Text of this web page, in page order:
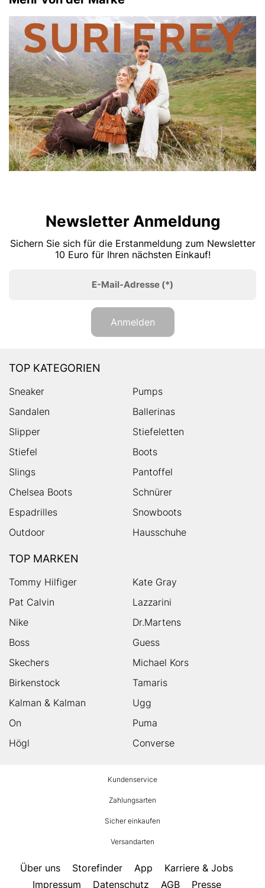
Newsletter Anmeldung
Sichern Sie sich für die Erstanmeldung zum Newsletter
10 Euro für Ihren nächsten Einkauf!
E-Mail-Adresse (*)
Anmelden
TOP KATEGORIEN
Sneaker
Pumps
Sandalen
Ballerinas
Slipper
Stiefeletten
Stiefel
Boots
Slings
Pantoffel
Chelsea Boots
Schnürer
Espadrilles
Snowboots
Outdoor
Hausschuhe
TOP MARKEN
Tommy Hilfiger
Kate Gray
Pat Calvin
Lazzarini
Nike
Dr.Martens
Boss
Guess
Skechers
Michael Kors
Birkenstock
Tamaris
Kalman & Kalman
Ugg
On
Puma
Högl
Converse
Kundenservice
Zahlungsarten
Sicher einkaufen
Versandarten
Über uns Storefinder App
Karriere & Jobs
Impressum
Datenschutz AGB Presse